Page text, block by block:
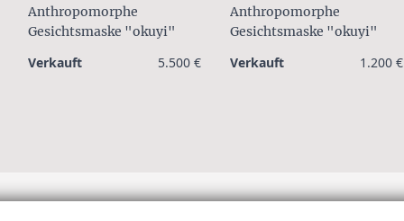
Anthropomorphe
Gesichtsmaske "okuyi"
Verkauft 5.500 €
Anthropomorphe
Gesichtsmaske "okuyi"
Verkauft 1.200 €